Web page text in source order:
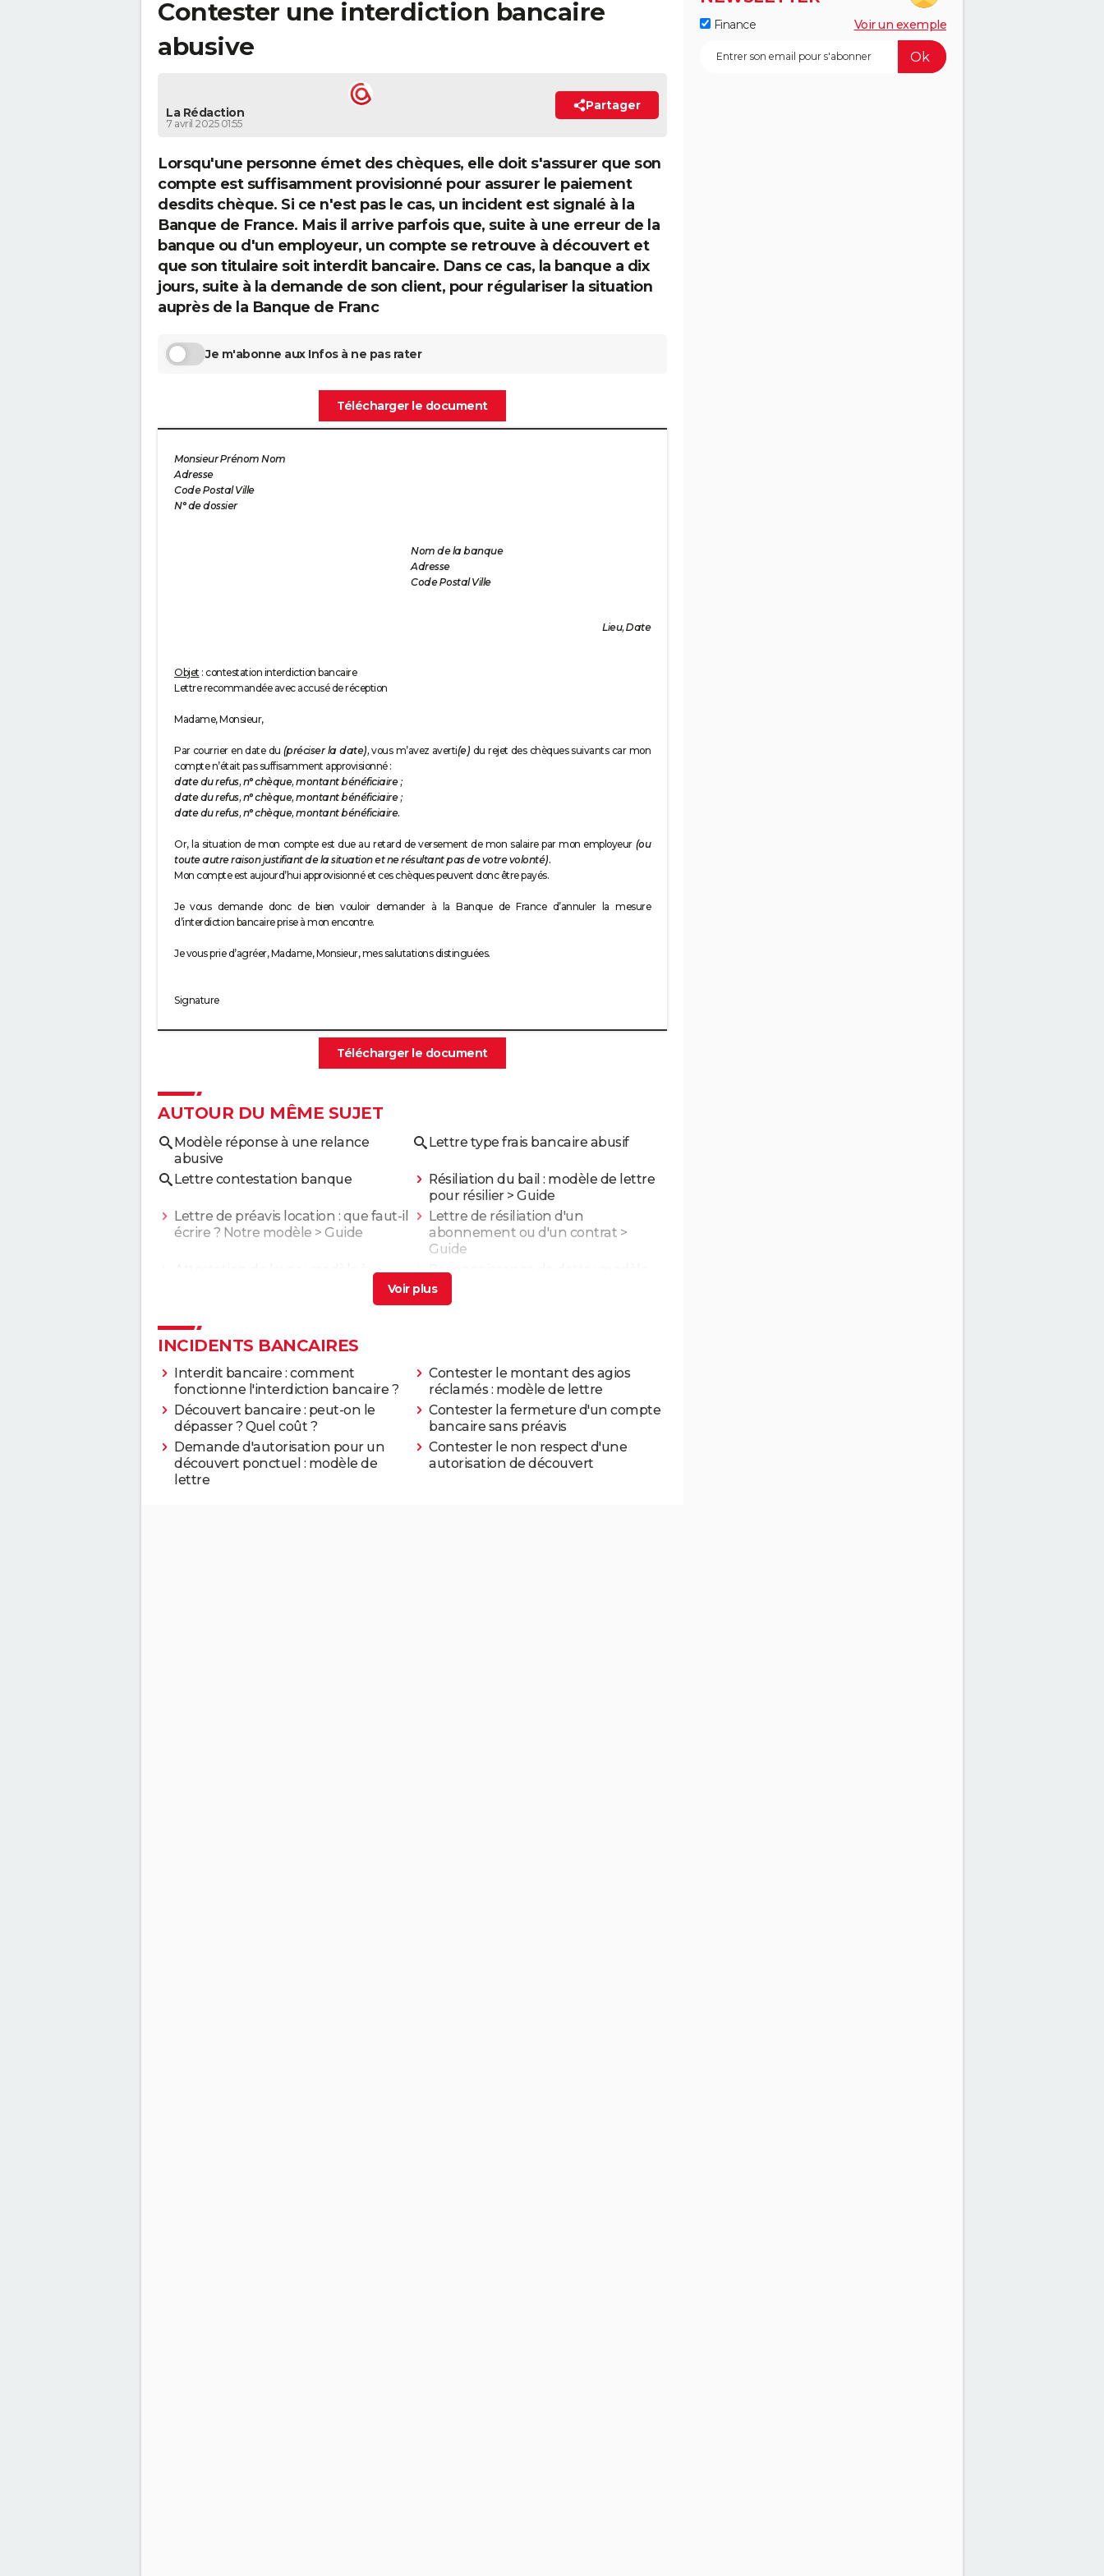
Contester une interdiction bancaire
abusive
La Rédaction
7 avril 2025 01:55
Partager
Lorsqu'une personne émet des chèques, elle doit s'assurer que son
compte est suffisamment provisionné pour assurer le paiement
desdits chèque. Si ce n'est pas le cas, un incident est signalé à la
Banque de France. Mais il arrive parfois que, suite à une erreur de la
banque ou d'un employeur, un compte se retrouve à découvert et
que son titulaire soit interdit bancaire. Dans ce cas, la banque a dix
jours, suite à la demande de son client, pour régulariser la situation
auprès de la Banque de Franc
Je m'abonne aux Infos à ne pas rater
Télécharger le document
Monsieur Prénom Nom
Adresse
Code Postal Ville
N° de dossier
Nom de la banque
Adresse
Code Postal Ville
Lieu, Date
Objet : contestation interdiction bancaire
Lettre recommandée avec accusé de réception
Madame, Monsieur,
Par courrier en date du (préciser la date), vous m’avez averti(e) du rejet des chèques suivants car mon
compte n’était pas suffisamment approvisionné :
date du refus, n° chèque, montant bénéficiaire ;
date du refus, n° chèque, montant bénéficiaire ;
date du refus, n° chèque, montant bénéficiaire.
Or, la situation de mon compte est due au retard de versement de mon salaire par mon employeur (ou
toute autre raison justifiant de la situation et ne résultant pas de votre volonté).
Mon compte est aujourd’hui approvisionné et ces chèques peuvent donc être payés.
Je vous demande donc de bien vouloir demander à la Banque de France d’annuler la mesure
d’interdiction bancaire prise à mon encontre.
Je vous prie d’agréer, Madame, Monsieur, mes salutations distinguées.
Signature
Télécharger le document
AUTOUR DU MÊME SUJET
Modèle réponse à une relance
abusive
Lettre type frais bancaire abusif
Lettre contestation banque
Résiliation du bail : modèle de lettre
pour résilier> Guide
Lettre de préavis location : que faut-il
écrire ? Notre modèle > Guide
Lettre de résiliation d'un
abonnement ou d'un contrat >
Guide
Reconnaissance de dette : modèle
de lettre gratuite
INCIDENTS BANCAIRES
Interdit bancaire : comment
fonctionne l'interdiction bancaire ?
Contester le montant des agios
réclamés : modèle de lettre
Découvert bancaire : peut-on le
dépasser ? Quel coût ?
Contester la fermeture d'un compte
bancaire sans préavis
Demande d'autorisation pour un
découvert ponctuel : modèle de
lettre
Contester le non respect d'une
autorisation de découvert
Finance Voir un exemple